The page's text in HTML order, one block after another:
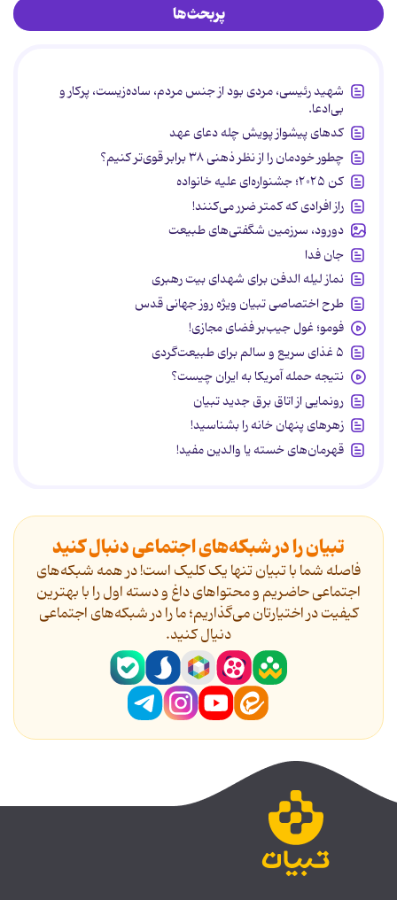
پربحث‌ها
شهید رئیسی، مردی بود از جنس مردم، ساده‌زیست، پرکار و
بی‌ادعا.
کدهای پیشواز پویش چله دعای عهد
چطور خودمان را از نظر ذهنی ۳۸ برابر قوی‌تر کنیم؟
کن ۲۰۲۵؛ جشنواره‌ای علیه خانواده
راز افرادی که کمتر ضرر می‌کنند!
دورود، سرزمین شگفتی‌های طبیعت
جان فدا
نماز لیله الدفن برای شهدای بیت رهبری
طرح اختصاصی تبیان ویژه روز جهانی قدس
فومو؛ غول جیب‌بر فضای مجازی!
۵ غذای سریع و سالم برای طبیعت‌گردی
نتیجه حمله آمریکا به ایران چیست؟
رونمایی از اتاق برق جدید تبیان
زهرهای پنهان خانه را بشناسید!
قهرمان‌های خسته یا والدین مفید!
تبیان را در شبکه‌های اجتماعی دنبال کنید
فاصله شما با تبیان تنها یک کلیک است! در همه شبکه‌های
اجتماعی حاضریم و محتواهای داغ و دسته اول را با بهترین
کیفیت در اختیارتان می‌گذاریم؛ ما را در شبکه‌های اجتماعی
دنیال کنید.